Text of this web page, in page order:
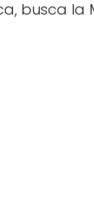
busca